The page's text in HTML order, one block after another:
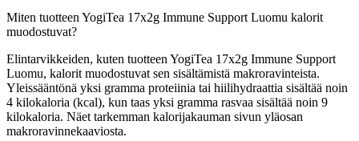
Miten tuotteen YogiTea 17x2g Immune Support Luomu kalorit
muodostuvat?
Elintarvikkeiden, kuten tuotteen YogiTea 17x2g Immune Support
Luomu, kalorit muodostuvat sen sisältämistä makroravinteista.
Yleissääntönä yksi gramma proteiinia tai hiilihydraattia sisältää noin
4 kilokaloria (kcal), kun taas yksi gramma rasvaa sisältää noin 9
kilokaloria. Näet tarkemman kalorijakauman sivun yläosan
makroravinnekaaviosta.